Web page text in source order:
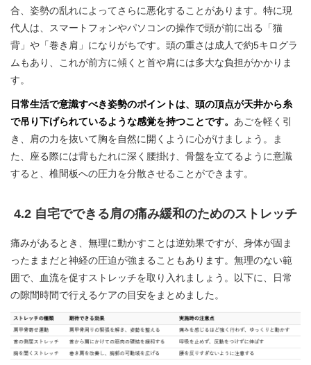
合、姿勢の乱れによってさらに悪化することがあります。特に現
代人は、スマートフォンやパソコンの操作で頭が前に出る「猫
背」や「巻き肩」になりがちです。頭の重さは成人で約5キログラ
ムもあり、これが前方に傾くと首や肩には多大な負担がかかりま
す。
日常生活で意識すべき姿勢のポイントは、頭の頂点が天井から糸
で吊り下げられているような感覚を持つことです。 あごを軽く引
き、肩の力を抜いて胸を自然に開くように心がけましょう。ま
た、座る際には背もたれに深く腰掛け、骨盤を立てるように意識
すると、椎間板への圧力を分散させることができます。
4.2 自宅でできる肩の痛み緩和のためのストレッチ
痛みがあるとき、無理に動かすことは逆効果ですが、身体が固ま
ったままだと神経の圧迫が強まることもあります。無理のない範
囲で、血流を促すストレッチを取り入れましょう。以下に、日常
の隙間時間で行えるケアの目安をまとめました。